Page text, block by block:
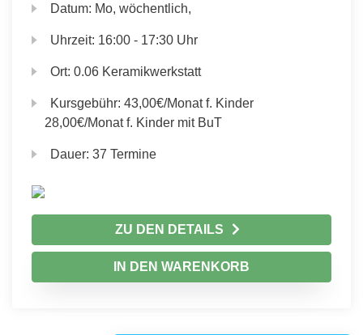
Datum: Mo, wöchentlich,
Uhrzeit: 16:00 - 17:30 Uhr
Ort:0.06 Keramikwerkstatt
Kursgebühr:43,00€/Monat f. Kinder
28,00€/Monat f. Kinder mit BuT
Dauer:37 Termine
ZU DEN DETAILS
IN DEN WARENKORB